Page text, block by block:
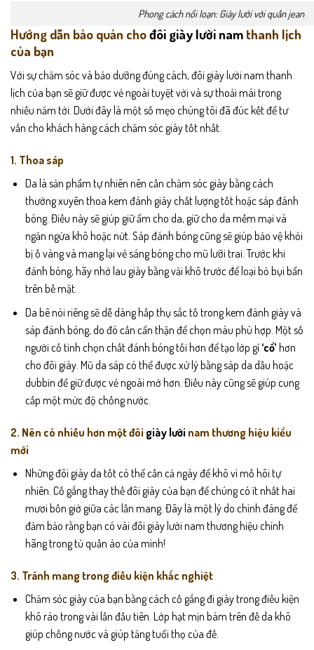
Phong cách nổi loạn: Giày lười với quần jean
Hướng dẫn bảo quản chođôi giày lười nam thanh lịch
của bạn
Với sự chăm sóc và bảo dưỡng đúng cách, đôi giày lười nam thanh
lịch của bạn sẽ giữ được vẻ ngoài tuyệt vời và sự thoải mái trong
nhiều năm tới. Dưới đây là một số mẹo chúng tôi đã đúc kết để tư
vấn cho khách hàng cách chăm sóc giày tốt nhất.
1. Thoa sáp
Da là sản phẩm tự nhiên nên cần chăm sóc giày bằng cách
thường xuyên thoa kem đánh giày chất lượng tốt hoặc sáp đánh
bóng. Điều này sẽ giúp giữ ẩm cho da, giữ cho da mềm mại và
ngăn ngừa khô hoặc nứt. Sáp đánh bóng cũng sẽ giúp bảo vệ khỏi
bị ố vàng và mang lại vẻ sáng bóng cho mũ lưỡi trai. Trước khi
đánh bóng, hãy nhớ lau giày bằng vải khô trước để loại bỏ bụi bẩn
trên bề mặt.
Da bê nói riêng sẽ dễ dàng hấp thụ sắc tố trong kem đánh giày và
sáp đánh bóng, do đó cần cẩn thận để chọn màu phù hợp. Một số
người cố tình chọn chất đánh bóng tối hơn để tạo lớp gỉ ‘cổ’ hơn
cho đôi giày. Mũ da sáp có thể được xử lý bằng sáp da dầu hoặc
dubbin để giữ được vẻ ngoài mờ hơn. Điều này cũng sẽ giúp cung
cấp một mức độ chống nước.
2. Nên có nhiều hơn một đôi giày lười nam thương hiệu kiểu
mới
Những đôi giày da tốt có thể cần cả ngày để khô vì mồ hôi tự
nhiên. Cố gắng thay thế đôi giày của bạn để chúng có ít nhất hai
mươi bốn giờ giữa các lần mang. Đây là một lý do chính đáng để
đảm bảo rằng bạn có vài đôi giày lười nam thương hiệu chính
hãng trong tủ quần áo của mình!
3. Tránh mang trong điều kiện khắc nghiệt
Chăm sóc giày của bạn bằng cách cố gắng đi giày trong điều kiện
khô ráo trong vài lần đầu tiên. Lớp hạt mịn bám trên đế da khô
giúp chống nước và giúp tăng tuổi thọ của đế.